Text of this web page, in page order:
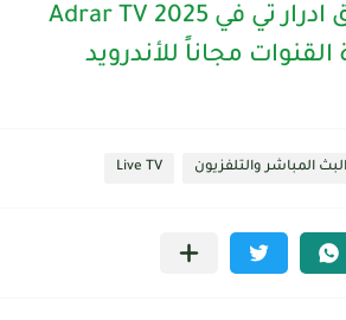
تحميل تطبيق ادرار تي في Adrar TV 2025
مجاناً للأندرويد
المباشر والتلفزيون Live TV